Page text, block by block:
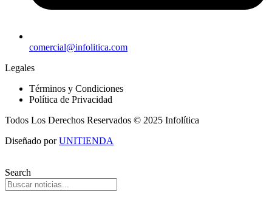
comercial@infolitica.com
Legales
Términos y Condiciones
Política de Privacidad
Todos Los Derechos Reservados © 2025 Infolítica
Diseñado porUNITIENDA
Search